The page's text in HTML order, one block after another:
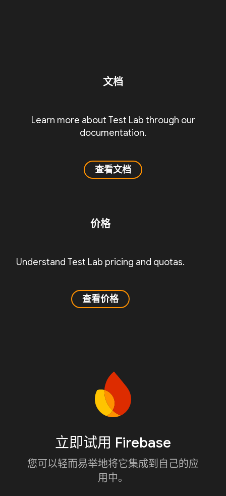
文档
Learn more about Test Lab through our
documentation.
查看文档
价格
Understand Test Lab pricing and quotas.
查看价格
立即试用 Firebase
您可以轻而易举地将它集成到自己的应
用中。